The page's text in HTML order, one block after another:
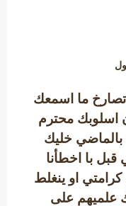
ما اسمعك
اسلوبك محترم
خليك
با اخطأنا
او ينغلط
علميهم على